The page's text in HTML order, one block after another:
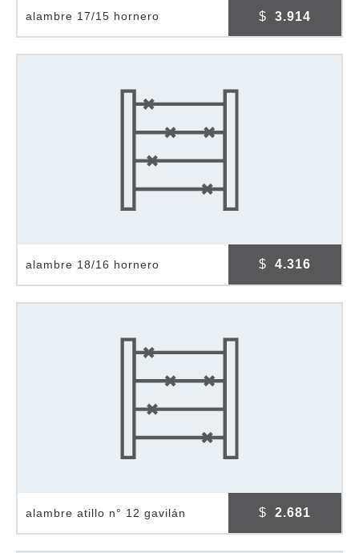
alambre 17/15 hornero $ 3.914
alambre 18/16 hornero $ 4.316
alambre atillo n° 12 gavilán $ 2.681